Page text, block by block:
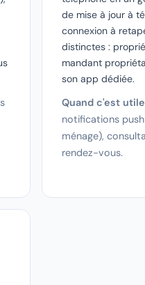
de mise à jour à
connexion à
distinctes :
mandant
son app dédiée.
Quand c'est
notifications
ménage),
rendez-vous.